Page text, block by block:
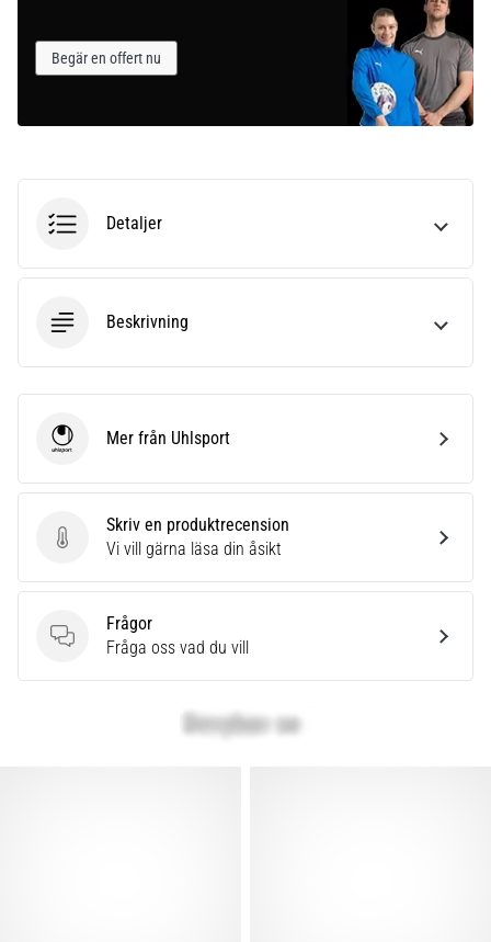
Begär en offert nu
Detaljer
Beskrivning
Skriv en produktrecension
Skriv en produktrecension
Vi vill gärna läsa din åsikt
Frågor
Frågor
Fråga oss vad du vill
UhlsportMer från Uhlsport